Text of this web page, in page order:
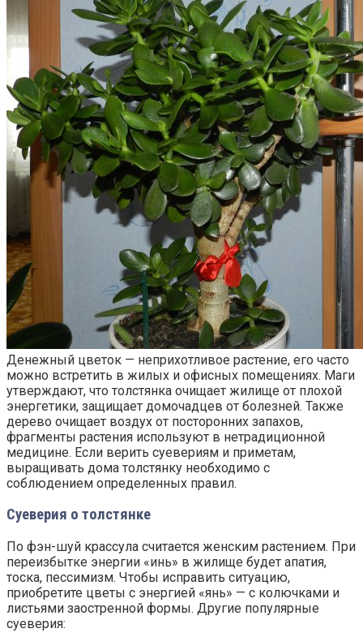
Денежный цветок — неприхотливое растение, его часто
можно встретить в жилых и офисных помещениях. Маги
утверждают, что толстянка очищает жилище от плохой
энергетики, защищает домочадцев от болезней. Также
дерево очищает воздух от посторонних запахов,
фрагменты растения используют в нетрадиционной
медицине. Если верить суевериям и приметам,
выращивать дома толстянку необходимо с
соблюдением определенных правил.
Суеверия о толстянке
По фэн-шуй крассула считается женским растением. При
переизбытке энергии «инь» в жилище будет апатия,
тоска, пессимизм. Чтобы исправить ситуацию,
приобретите цветы с энергией «янь» — с колючками и
листьями заостренной формы. Другие популярные
суеверия: